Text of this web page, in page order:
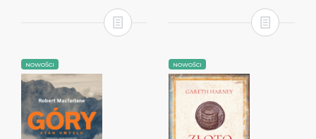
NOWOŚCI NOWOŚCI